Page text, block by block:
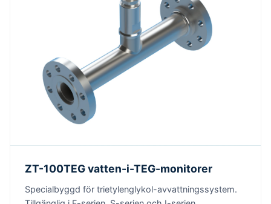
ZT-100TEG vatten-i-TEG-monitorer
Specialbyggd för trietylenglykol-avvattningssystem.